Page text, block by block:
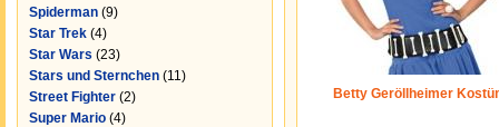
Spiderman (9)
Star Trek (4)
Star Wars (23)
Stars und Sternchen (11)
Street Fighter (2)
Super Mario (4)
Betty Geröllheimer